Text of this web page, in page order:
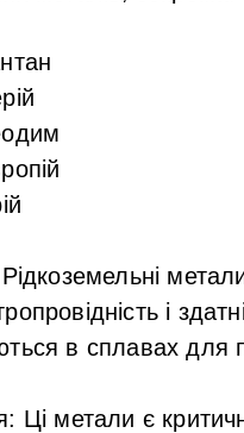
і
в сплавах для
: Ці метали є